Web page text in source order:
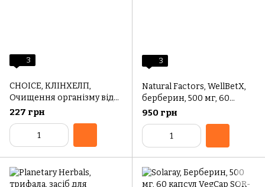
3
CHOICE, КЛІНХЕЛП,
Очищення організму від
шлаків і токсинів 30
капсул
227 грн
3
Natural Factors, WellBetX,
берберин, 500 мг, 60
вегетаріанських капсул
950 грн